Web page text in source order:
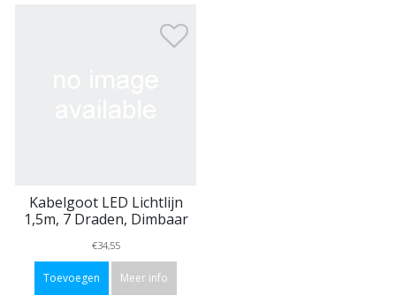
Kabelgoot LED Lichtlijn
1,5m, 7 Draden, Dimbaar
€34,55
Toevoegen Meer info